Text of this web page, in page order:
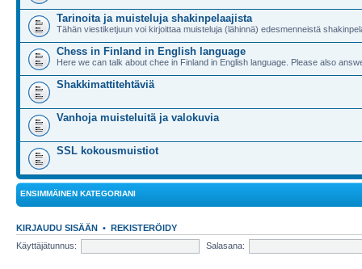
Tarinoita ja muisteluja shakinpelaajista
Tähän viestiketjuun voi kirjoittaa muisteluja (lähinnä) edesmenneistä
Chess in Finland in English language
Here we can talk about chee in Finland in English language. Please also
Shakkimattitehtäviä
Vanhoja muisteluitä ja valokuvia
SSL kokousmuistiot
ENSIMMÄINEN KATEGORIANI
KIRJAUDU SISÄÄN • REKISTERÖIDY
Käyttäjätunnus:
Salasana: